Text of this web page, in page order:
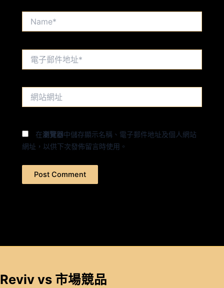
在瀏覽器中儲存顯示名稱、電子郵件地址及個人網站
網址，以供下次發佈留言時使用。
Reviv vs 市場競品